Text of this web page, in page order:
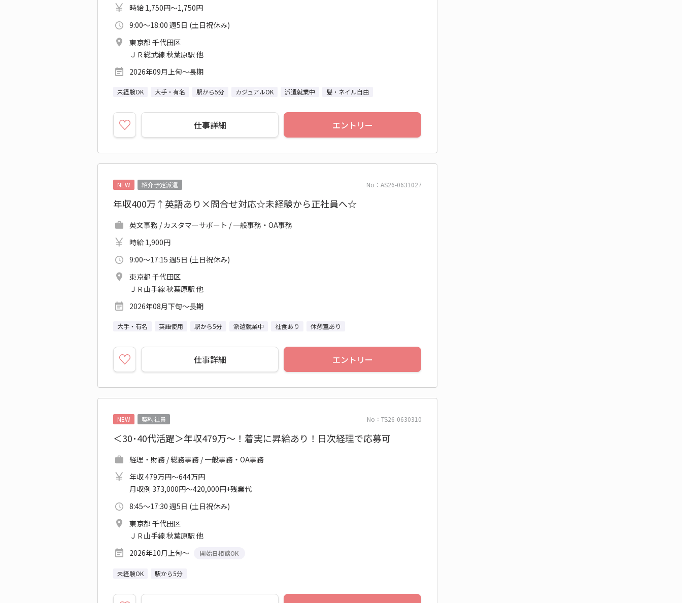
時給 1,750円～1,750円
9:00～18:00 週5日 (土日祝休み)
東京都 千代田区
ＪＲ総武線 秋葉原駅 他
2026年09月上旬～長期
未経験OK 大手・有名 駅から5分 カジュアルOK 派遣就業中 髪・ネイル自由
仕事詳細 エントリー
No：AS26-0631027
NEW 紹介予定派遣
年収400万↑英語あり×問合せ対応☆未経験から正社員へ☆
英文事務 / カスタマーサポート / 一般事務・OA事務
時給 1,900円
9:00～17:15 週5日 (土日祝休み)
東京都 千代田区
ＪＲ山手線 秋葉原駅 他
2026年08月下旬～長期
大手・有名 英語使用 駅から5分 派遣就業中 社食あり 休憩室あり
仕事詳細 エントリー
No：TS26-0630310
NEW 契約社員
＜30･40代活躍＞年収479万～！着実に昇給あり！日次経理で応募可
経理・財務 / 総務事務 / 一般事務・OA事務
年収 479万円～644万円
月収例 373,000円～420,000円+残業代
8:45～17:30 週5日 (土日祝休み)
東京都 千代田区
ＪＲ山手線 秋葉原駅 他
2026年10月上旬～
開始日相談OK
未経験OK 駅から5分